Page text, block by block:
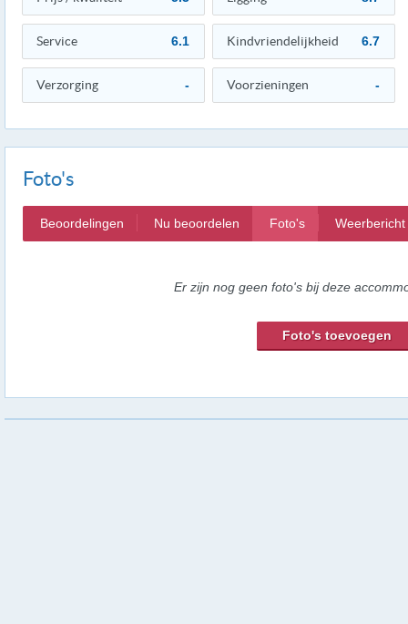
Service 6.1 Kindvriendelijkheid 6.7
Verzorging - Voorzieningen -
Foto's
Beoordelingen Nu beoordelen Foto's Weerbericht
Er zijn nog geen foto's bij deze
Foto's toevoegen